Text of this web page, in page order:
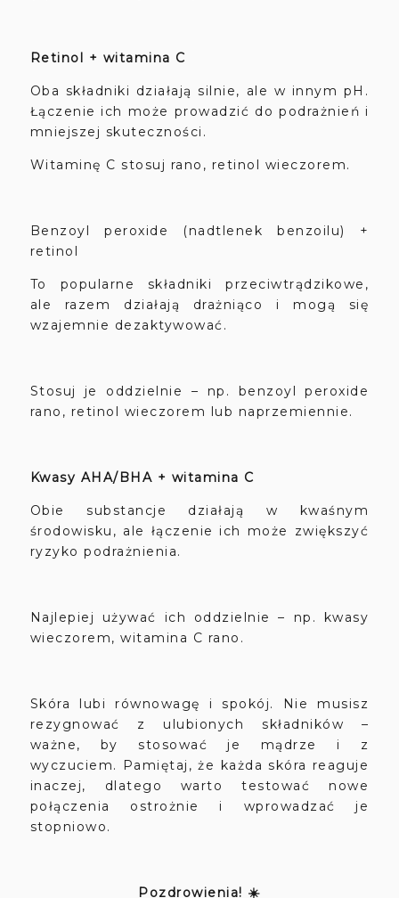
Retinol + witamina C
Oba składniki działają silnie, ale w innym pH.
Łączenie ich może prowadzić do podrażnień i
mniejszej skuteczności.
Witaminę C stosuj rano, retinol wieczorem.
Benzoyl peroxide (nadtlenek benzoilu) +
retinol
To popularne składniki przeciwtrądzikowe,
ale razem działają drażniąco i mogą się
wzajemnie dezaktywować.
Stosuj je oddzielnie – np. benzoyl peroxide
rano, retinol wieczorem lub naprzemiennie.
Kwasy AHA/BHA + witamina C
Obie substancje działają w kwaśnym
środowisku, ale łączenie ich może zwiększyć
ryzyko podrażnienia.
Najlepiej używać ich oddzielnie – np. kwasy
wieczorem, witamina C rano.
Skóra lubi równowagę i spokój. Nie musisz
rezygnować z ulubionych składników –
ważne, by stosować je mądrze i z
wyczuciem. Pamiętaj, że każda skóra reaguje
inaczej, dlatego warto testować nowe
połączenia ostrożnie i wprowadzać je
stopniowo.
Pozdrowienia! ☀️